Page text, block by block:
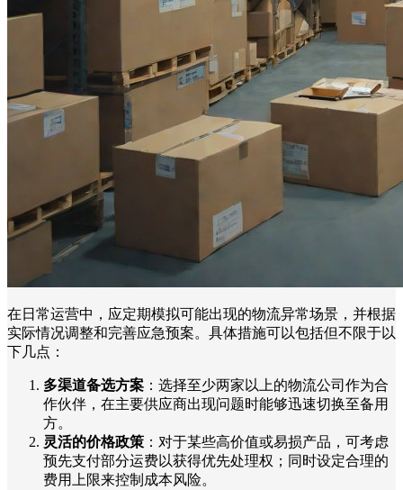
在日常运营中，应定期模拟可能出现的物流异常场景，并根据
实际情况调整和完善应急预案。具体措施可以包括但不限于以
下几点：
多渠道备选方案 ：选择至少两家以上的物流公司作为合
作伙伴，在主要供应商出现问题时能够迅速切换至备用
方。
灵活的价格政策 ：对于某些高价值或易损产品，可考虑
预先支付部分运费以获得优先处理权；同时设定合理的
费用上限来控制成本风险。